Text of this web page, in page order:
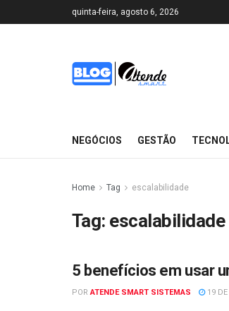
quinta-feira, agosto 6, 2026
NEGÓCIOS GESTÃO
Home Tag escalabilidade
Tag: escalabilidade
GESTÃO
5 benefícios em usar
POR ATENDE SMART SISTEMAS 19 DE